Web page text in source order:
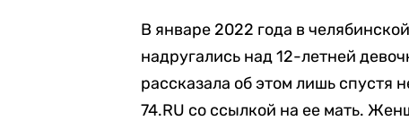
В январе 2022 года в
надругались над 12-летней
рассказала об этом лишь спустя
74.RU со ссылкой на ее мать.